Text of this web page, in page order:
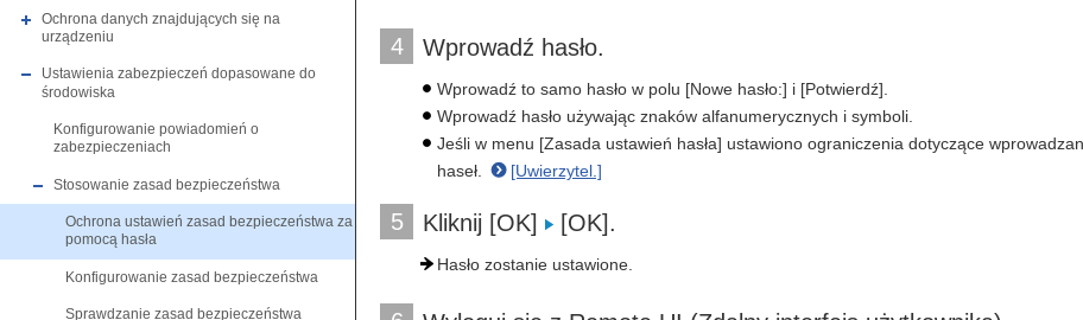
Ochrona danych znajdujących się na
urządzeniu
Ustawienia zabezpieczeń dopasowane do
środowiska
Konfigurowanie powiadomień o
zabezpieczeniach
Stosowanie zasad bezpieczeństwa
Ochrona ustawień zasad bezpieczeństwa za
pomocą hasła
Konfigurowanie zasad bezpieczeństwa
Sprawdzanie zasad bezpieczeństwa
4 Wprowadź hasło.
Wprowadź to samo hasło w polu [Nowe hasło:] i [Potwierdź].
Wprowadź hasło używając znaków alfanumerycznych i symboli.
Jeśli w menu [Zasada ustawień hasła] ustawiono ograniczenia dotyczące
haseł.
[Uwierzytel.]
5 Kliknij [OK] [OK].
Hasło zostanie ustawione.